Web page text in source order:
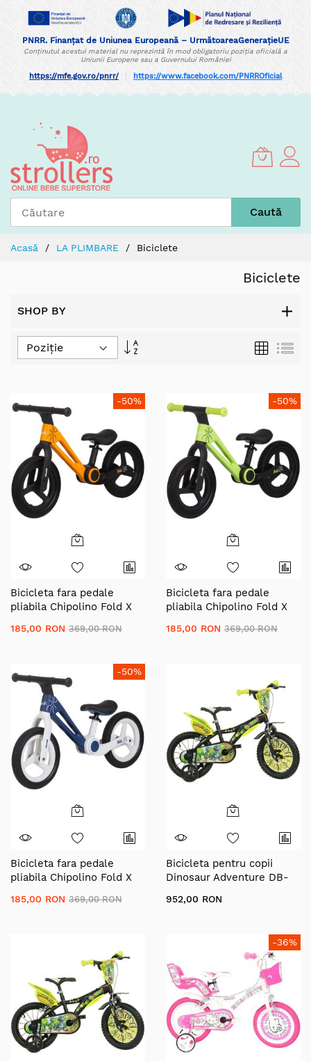
PNRR. Finanțat de Uniunea Europeană – UrmătoareaGenerațieUE
Conținutul acestui material nu reprezintă în mod obligatoriu poziția oficială a
Uniunii Europene sau a Guvernului României
https://mfe.gov.ro/pnrr/ https://www.facebook.com/PNRROficial
Content
Caută
Acasă LA PLIMBARE Biciclete
Biciclete
SHOP BY
Set
Grilă
-50%
Bicicleta fara pedale
pliabila Chipolino Fold X
185,00 RON 369,00 RON
-50%
Bicicleta fara pedale
pliabila Chipolino Fold X
185,00 RON 369,00 RON
-50%
Bicicleta fara pedale
pliabila Chipolino Fold X
185,00 RON 369,00 RON
Bicicleta pentru copii
Dinosaur Adventure DB-
inch
952,00 RON
-36%